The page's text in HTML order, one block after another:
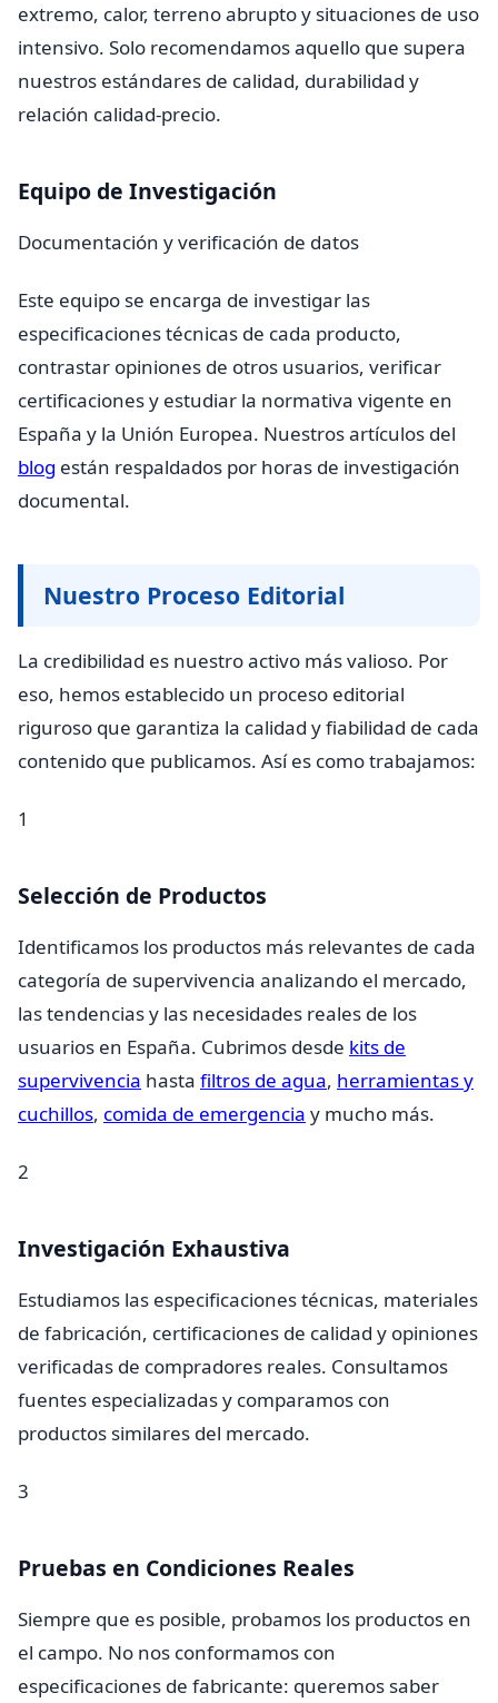
extremo, calor, terreno abrupto y situaciones de uso
intensivo. Solo recomendamos aquello que supera
nuestros estándares de calidad, durabilidad y
relación calidad-precio.
Equipo de Investigación
Documentación y verificación de datos
Este equipo se encarga de investigar las
especificaciones técnicas de cada producto,
contrastar opiniones de otros usuarios, verificar
certificaciones y estudiar la normativa vigente en
España y la Unión Europea. Nuestros artículos del
blog están respaldados por horas de investigación
documental.
Nuestro Proceso Editorial
La credibilidad es nuestro activo más valioso. Por
eso, hemos establecido un proceso editorial
riguroso que garantiza la calidad y fiabilidad de cada
contenido que publicamos. Así es como trabajamos:
1
Selección de Productos
Identificamos los productos más relevantes de cada
categoría de supervivencia analizando el mercado,
las tendencias y las necesidades reales de los
usuarios en España. Cubrimos desde kits de
supervivencia hasta filtros de agua, herramientas y
cuchillos, comida de emergencia y mucho más.
2
Investigación Exhaustiva
Estudiamos las especificaciones técnicas, materiales
de fabricación, certificaciones de calidad y opiniones
verificadas de compradores reales. Consultamos
fuentes especializadas y comparamos con
productos similares del mercado.
3
Pruebas en Condiciones Reales
Siempre que es posible, probamos los productos en
el campo. No nos conformamos con
especificaciones de fabricante: queremos saber